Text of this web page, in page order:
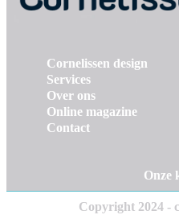
Cornelissen design
Services
Over ons
Online magazine
Contact
Onze
Copyright 2024 -